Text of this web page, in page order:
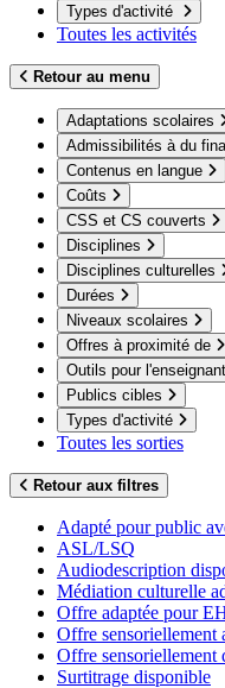
Types d'activité
Toutes les activités
Retour au menu
Adaptations scolaires
Admissibilités à du
Contenus en langue
Coûts
CSS et CS couverts
Disciplines
Disciplines culturelles
Durées
Niveaux scolaires
Offres à proximité de
Outils pour l'enseignant
Publics cibles
Types d'activité
Toutes les sorties
Retour aux filtres
Adapté pour public
ASL/LSQ
Audiodescription
Médiation culturelle
Offre adaptée pour
Offre sensoriellement
Offre sensoriellement
Surtitrage disponible